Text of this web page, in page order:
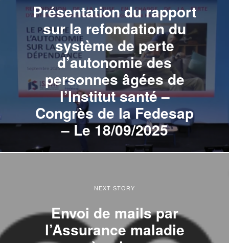
Présentation du rapport
sur la refondation du
système de perte
d’autonomie des
personnes âgées de
l’Institut santé –
Congrès de la Fedesap
– Le 18/09/2025
NEXT STORY
Envoi de mails par
l’Assurance maladie